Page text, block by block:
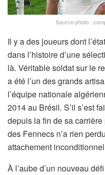
Source photo :
Il y a des joueurs dont
dans l’histoire d’une
là. Véritable soldat sur le
a été l’un des grands
l’équipe nationale
2014 au Brésil. S’il s’est
depuis la fin de sa
des Fennecs n’a rien
attachement
À l’aube d’un nouveau